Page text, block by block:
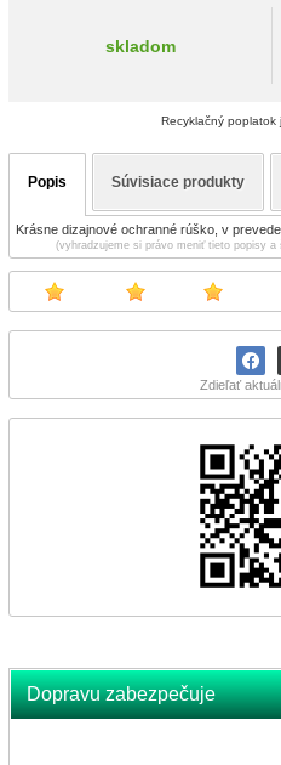
Zdieľať
Dopravu zabezpečuje
skladom
Recyklačný poplatok
Popis Súvisiace produkty
Krásne dizajnové ochranné rúško, v
(vyhradzujeme si právo meniť tieto popisy a